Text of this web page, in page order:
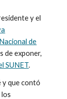
y el
de
de exponer,
SUNET.
y que contó